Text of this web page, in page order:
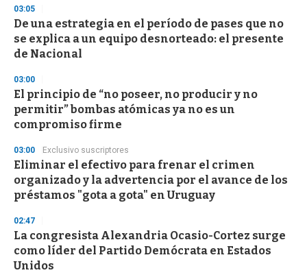
s
e
c
o
n
03:05
De una estrategia en el período de pases que no
se explica a un equipo desnorteado: el presente
de Nacional
03:00
El principio de “no poseer, no producir y no
permitir” bombas atómicas ya no es un
compromiso firme
03:00 Exclusivo suscriptores
Eliminar el efectivo para frenar el crimen
organizado y la advertencia por el avance de los
préstamos "gota a gota" en Uruguay
02:47
La congresista Alexandria Ocasio-Cortez surge
como líder del Partido Demócrata en Estados
Unidos